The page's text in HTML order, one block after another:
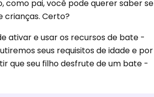
como pai, você pode querer saber se
crianças. Certo?
ativar e usar os recursos de bate -
seus requisitos de idade e por
que seu filho desfrute de um bate -